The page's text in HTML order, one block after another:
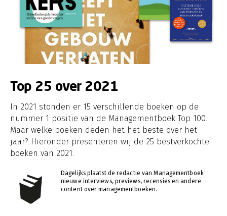
Top 25 over 2021
In 2021 stonden er 15 verschillende boeken op de
nummer 1 positie van de Managementboek Top 100.
Maar welke boeken deden het het beste over het
jaar? Hieronder presenteren wij de 25 bestverkochte
boeken van 2021.
Dagelijks plaatst de redactie van Managementboek
nieuwe interviews, previews, recensies en andere
content over managementboeken.